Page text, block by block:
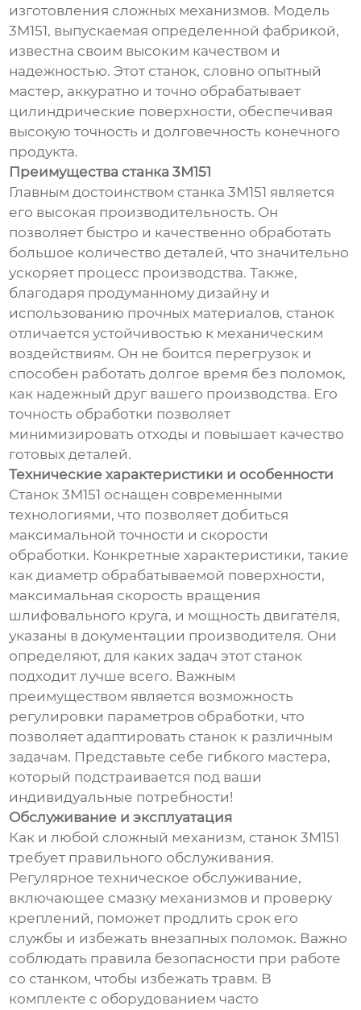
изготовления сложных механизмов. Модель
3М151, выпускаемая определенной фабрикой,
известна своим высоким качеством и
надежностью. Этот станок, словно опытный
мастер, аккуратно и точно обрабатывает
цилиндрические поверхности, обеспечивая
высокую точность и долговечность конечного
продукта.
Преимущества станка 3М151
Главным достоинством станка 3М151 является
его высокая производительность. Он
позволяет быстро и качественно обработать
большое количество деталей, что значительно
ускоряет процесс производства. Также,
благодаря продуманному дизайну и
использованию прочных материалов, станок
отличается устойчивостью к механическим
воздействиям. Он не боится перегрузок и
способен работать долгое время без поломок,
как надежный друг вашего производства. Его
точность обработки позволяет
минимизировать отходы и повышает качество
готовых деталей.
Технические характеристики и особенности
Станок 3М151 оснащен современными
технологиями, что позволяет добиться
максимальной точности и скорости
обработки. Конкретные характеристики, такие
как диаметр обрабатываемой поверхности,
максимальная скорость вращения
шлифовального круга, и мощность двигателя,
указаны в документации производителя. Они
определяют, для каких задач этот станок
подходит лучше всего. Важным
преимуществом является возможность
регулировки параметров обработки, что
позволяет адаптировать станок к различным
задачам. Представьте себе гибкого мастера,
который подстраивается под ваши
индивидуальные потребности!
Обслуживание и эксплуатация
Как и любой сложный механизм, станок 3М151
требует правильного обслуживания.
Регулярное техническое обслуживание,
включающее смазку механизмов и проверку
креплений, поможет продлить срок его
службы и избежать внезапных поломок. Важно
соблюдать правила безопасности при работе
со станком, чтобы избежать травм. В
комплекте с оборудованием часто